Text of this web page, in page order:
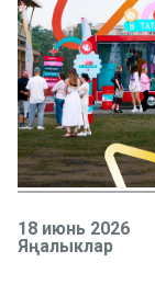
18 июнь 2026
Яңалыклар